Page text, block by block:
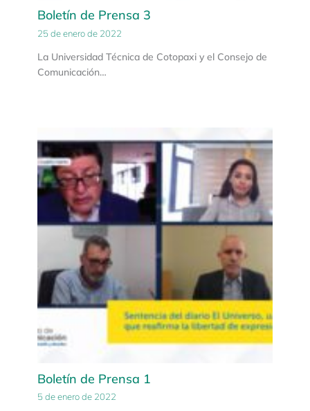
Boletín de Prensa 3
25 de enero de 2022
La Universidad Técnica de Cotopaxi y el Consejo de
Comunicación…
Boletín de Prensa 1
5 de enero de 2022